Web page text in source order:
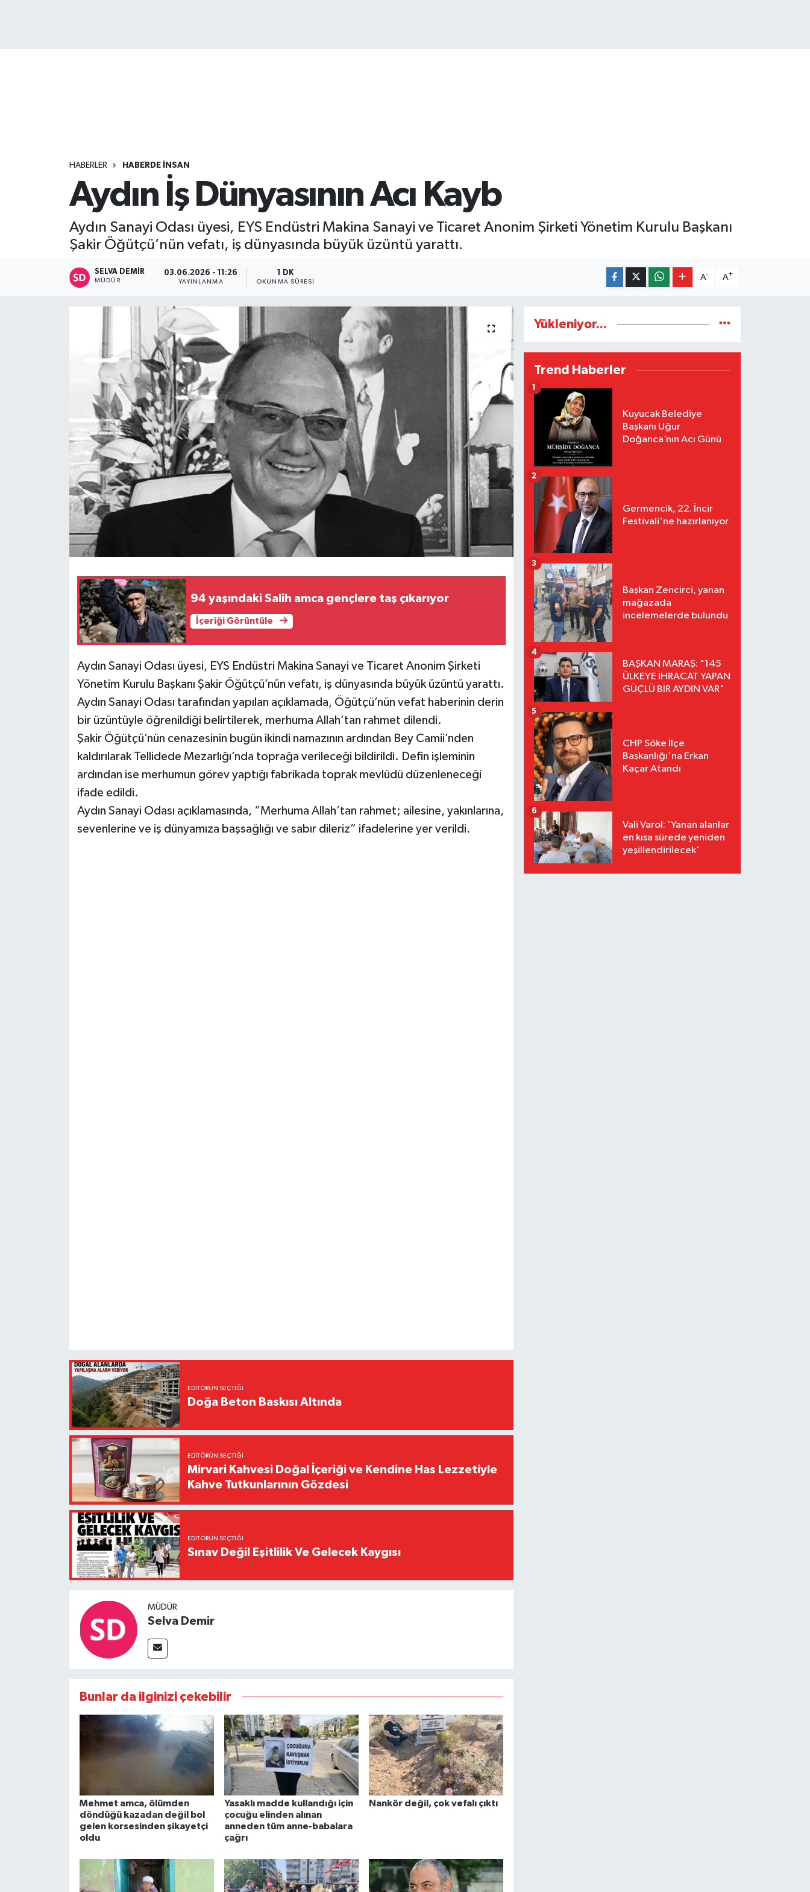
HABERLER HABERDE İNSAN
Aydın İş Dünyasının Acı Kayb
Aydın Sanayi Odası üyesi, EYS Endüstri Makina Sanayi ve Ticaret Anonim Şirketi Yönetim Kurulu Başkanı
Şakir Öğütçü’nün vefatı, iş dünyasında büyük üzüntü yarattı.
SELVA DEMIR
MÜDÜR
03.06.2026 - 11:26
YAYINLANMA
1 DK
OKUNMA SÜRESI
A- A+
94 yaşındaki Salih amca gençlere taş çıkarıyor
İçeriği Görüntüle
Aydın Sanayi Odası üyesi, EYS Endüstri Makina Sanayi ve Ticaret Anonim Şirketi
Yönetim Kurulu Başkanı Şakir Öğütçü’nün vefatı, iş dünyasında büyük üzüntü yarattı.
Aydın Sanayi Odası tarafından yapılan açıklamada, Öğütçü’nün vefat haberinin derin
bir üzüntüyle öğrenildiği belirtilerek, merhuma Allah’tan rahmet dilendi.
Şakir Öğütçü’nün cenazesinin bugün ikindi namazının ardından Bey Camii’nden
kaldırılarak Tellidede Mezarlığı’nda toprağa verileceği bildirildi. Defin işleminin
ardından ise merhumun görev yaptığı fabrikada toprak mevlüdü düzenleneceği
ifade edildi.
Aydın Sanayi Odası açıklamasında, “Merhuma Allah’tan rahmet; ailesine, yakınlarına,
sevenlerine ve iş dünyamıza başsağlığı ve sabır dileriz” ifadelerine yer verildi.
EDITÖRÜN SEÇTIĞI
Doğa Beton Baskısı Altında
EDITÖRÜN SEÇTIĞI
Mirvari Kahvesi Doğal İçeriği ve Kendine Has Lezzetiyle
Kahve Tutkunlarının Gözdesi
EDITÖRÜN SEÇTIĞI
Sınav Değil Eşitlilik Ve Gelecek Kaygısı
MÜDÜR
Selva Demir
Bunlar da ilginizi çekebilir
Mehmet amca, ölümden
döndüğü kazadan değil bol
gelen korsesinden şikayetçi
oldu
Yasaklı madde kullandığı için
çocuğu elinden alınan
anneden tüm anne-babalara
çağrı
Nankör değil, çok vefalı çıktı
Yükleniyor...
Trend Haberler
Kuyucak Belediye
Başkanı Uğur
Doğanca’nın Acı Günü
1
Germencik, 22. İncir
Festivali'ne hazırlanıyor
2
Başkan Zencirci, yanan
mağazada
incelemelerde bulundu
3
BAŞKAN MARAŞ: "145
ÜLKEYE İHRACAT YAPAN
GÜÇLÜ BİR AYDIN VAR"
4
CHP Söke İlçe
Başkanlığı'na Erkan
Kaçar Atandı
5
Vali Varol: 'Yanan alanlar
en kısa sürede yeniden
yeşillendirilecek'
6